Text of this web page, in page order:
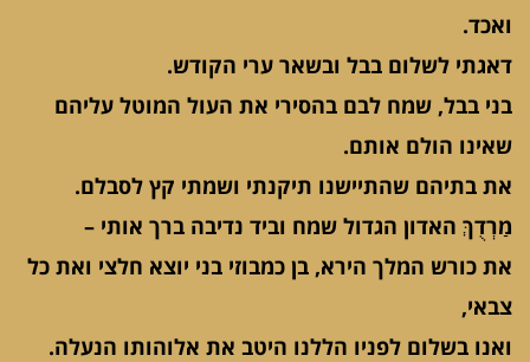
ואכד.
דאגתי לשלום בבל ובשאר ערי הקודש.
בני בבל, שמח לבם בהסירי את העול המוטל עליהם
שאינו הולם אותם.
את בתיהם שהתיישנו תיקנתי ושמתי קץ לסבלם.
מַרְדֻךְּ האדון הגדול שמח וביד נדיבה ברך אותי –
את כורש המלך הירא, בן כמבוזי בני יוצא חלצי ואת כל
צבאי,
ואנו בשלום לפניו הללנו היטב את אלוהותו הנעלה.